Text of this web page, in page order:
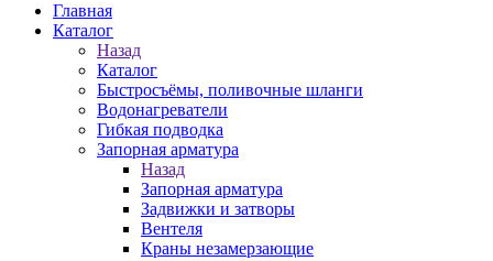
Главная
Каталог
Назад
Каталог
Быстросъёмы, поливочные шланги
Водонагреватели
Гибкая подводка
Запорная арматура
Назад
Запорная арматура
Задвижки и затворы
Вентеля
Краны незамерзающие